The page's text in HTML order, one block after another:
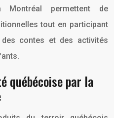
permettent de
tout en participant
contes et des activités
québécoise par la